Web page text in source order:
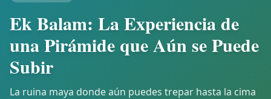
Ek Balam: La Experiencia de
una Pirámide que Aún se Puede
Subir
La ruina maya donde aún puedes trepar hasta la cima